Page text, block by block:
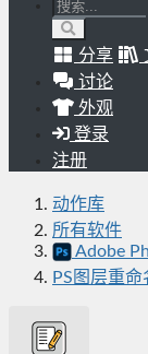
分享
讨论
外观
登录
注册
动作库
所有软件
Adobe
PS图层重命